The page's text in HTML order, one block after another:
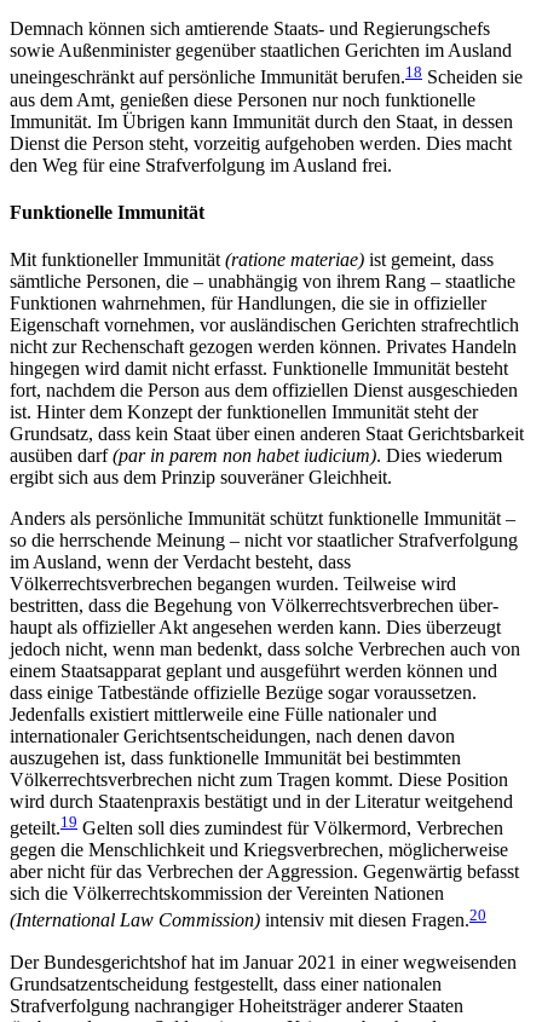
Demnach können sich amtierende Staats- und Regierungschefs
sowie Außenminister gegenüber staatlichen Gerichten im Ausland
uneingeschränkt auf persönliche Immunität berufen.18 Scheiden sie
aus dem Amt, genießen diese Personen nur noch funktionelle
Immunität. Im Übrigen kann Immunität durch den Staat, in dessen
Dienst die Person steht, vorzeitig aufgehoben werden. Dies macht
den Weg für eine Strafverfolgung im Ausland frei.
Funktionelle Immunität
Mit funktioneller Immunität (ratione materiae) ist gemeint, dass
sämtliche Personen, die – unabhängig von ihrem Rang – staatliche
Funktionen wahrnehmen, für Handlungen, die sie in offizieller
Eigenschaft vornehmen, vor ausländischen Gerichten straf­rechtlich
nicht zur Rechenschaft gezogen werden können. Privates Handeln
hingegen wird damit nicht erfasst. Funktionelle Immunität besteht
fort, nach­dem die Person aus dem offiziellen Dienst ausgeschie­den
ist. Hinter dem Konzept der funktionellen Immu­nität steht der
Grundsatz, dass kein Staat über einen anderen Staat Gerichtsbarkeit
ausüben darf(par in parem non habet iudicium). Dies wiederum
ergibt sich aus dem Prinzip souveräner Gleichheit.
Anders als persönliche Immunität schützt funktionelle Immunität –
so die herrschende Meinung – nicht vor staatlicher Strafverfolgung
im Ausland, wenn der Verdacht besteht, dass
Völkerrechtsverbrechen begangen wurden. Teilweise wird
bestritten, dass die Begehung von Völkerrechtsverbrechen über­
haupt als offizieller Akt angesehen werden kann. Dies überzeugt
jedoch nicht, wenn man bedenkt, dass solche Verbrechen auch von
einem Staatsapparat ge­plant und ausgeführt werden können und
dass einige Tatbestände offizielle Bezüge sogar voraussetzen.
Jedenfalls existiert mittlerweile eine Fülle nationaler und
internationaler Gerichtsentscheidungen, nach denen davon
auszugehen ist, dass funktionelle Immu­nität bei bestimmten
Völkerrechtsverbrechen nicht zum Tragen kommt. Diese Position
wird durch Staa­tenpraxis bestätigt und in der Literatur weitgehend
geteilt.19 Gelten soll dies zumindest für Völkermord, Verbrechen
gegen die Menschlichkeit und Kriegs­verbrechen, möglicherweise
aber nicht für das Ver­brechen der Aggression. Gegenwärtig befasst
sich die Völkerrechtskommission der Vereinten Nationen
(International Law Commission) intensiv mit diesen Fragen.20
Der Bundesgerichtshof hat im Januar 2021 in einer wegweisenden
Grundsatzentscheidung festgestellt, dass einer nationalen
Strafverfolgung nachrangiger Hoheitsträger anderer Staaten